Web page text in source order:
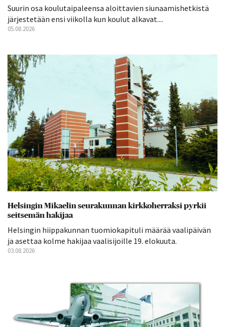
Suurin osa koulutaipaleensa aloittavien siunaamishetkistä
järjestetään ensi viikolla kun koulut alkavat....
05.08.2026
Helsingin Mikaelin seurakunnan kirkkoherraksi pyrkii
seitsemän hakijaa
Helsingin hiippakunnan tuomiokapituli määrää vaalipäivän
ja asettaa kolme hakijaa vaalisijoille 19. elokuuta.
03.08.2026